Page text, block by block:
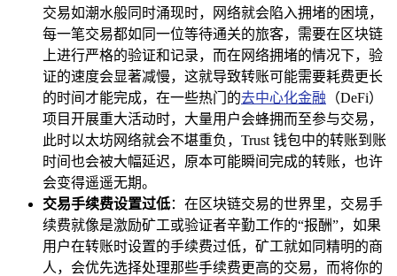
交易如潮水般同时涌现时，网络就会陷入拥堵的困境，
每一笔交易都如同一位等待通关的旅客，需要在区块链
上进行严格的验证和记录，而在网络拥堵的情况下，验
证的速度会显著减慢，这就导致转账可能需要耗费更长
的时间才能完成，在一些热门的去中心化金融 （DeFi）
项目开展重大活动时，大量用户会蜂拥而至参与交易，
此时以太坊网络就会不堪重负，Trust 钱包中的转账到账
时间也会被大幅延迟，原本可能瞬间完成的转账，也许
会变得遥遥无期。
交易手续费设置过低：在区块链交易的世界里，交易手
续费就像是激励矿工或验证者辛勤工作的“报酬”，如果
用户在转账时设置的手续费过低，矿工就如同精明的商
人，会优先选择处理那些手续费更高的交易，而将你的